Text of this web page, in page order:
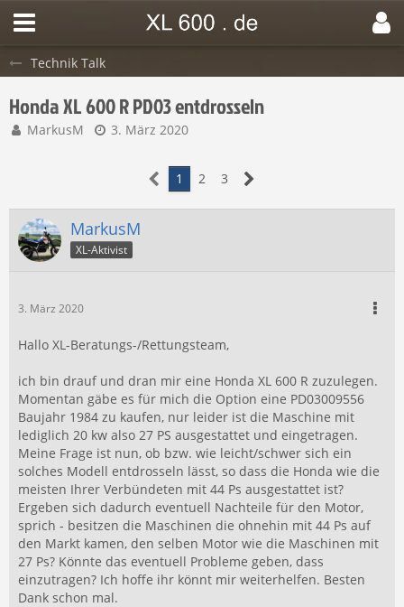
Technik Talk
Honda XL 600 R PD03 entdrosseln
MarkusM 3. März 2020
1 2 3
MarkusM
XL-Aktivist
3. März 2020
Hallo XL-Beratungs-/Rettungsteam,
ich bin drauf und dran mir eine Honda XL 600 R zuzulegen.
Momentan gäbe es für mich die Option eine PD03009556
Baujahr 1984 zu kaufen, nur leider ist die Maschine mit
lediglich 20 kw also 27 PS ausgestattet und eingetragen.
Meine Frage ist nun, ob bzw. wie leicht/schwer sich ein
solches Modell entdrosseln lässt, so dass die Honda wie die
meisten Ihrer Verbündeten mit 44 Ps ausgestattet ist?
Ergeben sich dadurch eventuell Nachteile für den Motor,
sprich - besitzen die Maschinen die ohnehin mit 44 Ps auf
den Markt kamen, den selben Motor wie die Maschinen mit
27 Ps? Könnte das eventuell Probleme geben, dass
einzutragen? Ich hoffe ihr könnt mir weiterhelfen. Besten
Dank schon mal.